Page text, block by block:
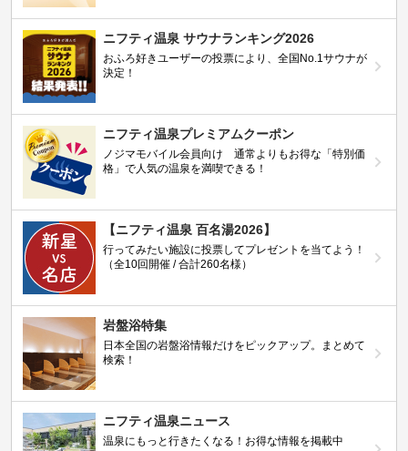
ニフティ温泉 サウナランキング2026
おふろ好きユーザーの投票により、全国No.1サウナが
決定！
ニフティ温泉プレミアムクーポン
ノジマモバイル会員向け 通常よりもお得な「特別価
格」で人気の温泉を満喫できる！
【ニフティ温泉 百名湯2026】
行ってみたい施設に投票してプレゼントを当てよう！
（全10回開催 / 合計260名様）
岩盤浴特集
日本全国の岩盤浴情報だけをピックアップ。まとめて
検索！
ニフティ温泉ニュース
温泉にもっと行きたくなる！お得な情報を掲載中